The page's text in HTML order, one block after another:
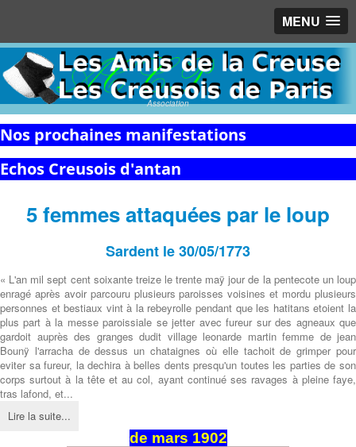
MENU
Association
Nos prochaines manifestations
Echos Creusois d'antan
5 femmes attaquées par le loup
Sardent le 30/05/1773
« L'an mil sept cent soixante treize le trente maÿ jour de la pentecote un loup
enragé après avoir parcouru plusieurs paroisses voisines et mordu plusieurs
personnes et bestiaux vint à la rebeyrolle pendant que les hatitans etoient la
plus part à la messe paroissiale se jetter avec fureur sur des agneaux que
gardoit auprès des granges dudit village leonarde martin femme de jean
Bounÿ l'arracha de dessus un chataignes où elle tachoit de grimper pour
eviter sa fureur, la dechira à belles dents presqu'un toutes les parties de son
corps surtout à la tête et au col, ayant continué ses ravages à pleine faye,
tras lafond, et...
Lire la suite...
de mars 1902